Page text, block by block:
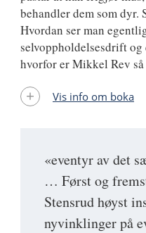
«eventyr av det
… Først og
Stensrud høyst
nyvinklinger på
behandler dem som dyr.
Hvordan ser man
selvoppholdelsesdrift
hvorfor er Mikkel Rev
Vis info om boka